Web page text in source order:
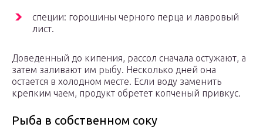
специи: горошины черного перца и лавровый
лист.
Доведенный до кипения, рассол сначала остужают, а
затем заливают им рыбу. Несколько дней она
остается в холодном месте. Если воду заменить
крепким чаем, продукт обретет копченый привкус.
Рыба в собственном соку